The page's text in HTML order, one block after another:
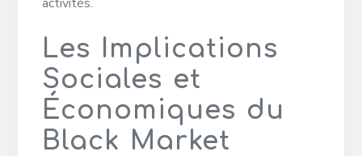
Les Implications
Sociales et
Économiques du
Black Market